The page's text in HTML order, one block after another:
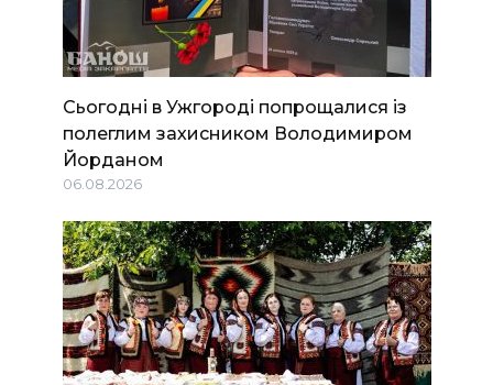
Сьогодні в Ужгороді попрощалися із
полеглим захисником Володимиром
Йорданом
06.08.2026